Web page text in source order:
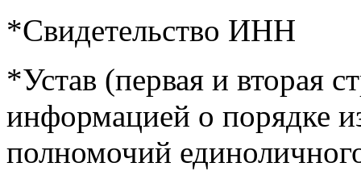
*Свидетельство ИНН
*Устав (первая и вторая
информацией о порядке
полномочий